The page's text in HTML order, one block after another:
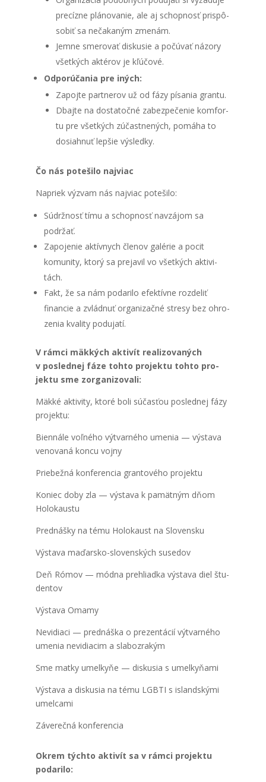
pre­cíz­ne plá­no­va­nie, ale aj schop­nosť pris­pô­
so­biť sa neča­ka­ným zme­nám.
Jem­ne sme­ro­vať dis­ku­sie a počú­vať názo­ry
všet­kých akté­rov je kľú­čo­vé.
Odpo­rú­ča­nia pre iných:
Zapoj­te par­tne­rov už od fázy písa­nia gran­tu.
Dbaj­te na dosta­toč­né zabez­pe­če­nie kom­for­
tu pre všet­kých zúčast­ne­ných, pomá­ha to
dosiah­nuť lep­šie výsled­ky.
Čo nás pote­ši­lo naj­viac
Napriek výzvam nás naj­viac pote­ši­lo:
Súdr­ž­nosť tímu a schop­nosť navzá­jom sa
podržať.
Zapo­je­nie aktív­nych čle­nov galé­rie a pocit
komu­ni­ty, kto­rý sa pre­ja­vil vo všet­kých akti­vi­
tách.
Fakt, že sa nám poda­ri­lo efek­tív­ne roz­de­liť
finan­cie a zvlád­nuť orga­ni­zač­né stre­sy bez ohro­
ze­nia kva­li­ty podu­ja­tí.
V rám­ci mäk­kých akti­vít rea­li­zo­va­ných
v posled­nej fáze toh­to pro­jek­tu toh­to pro­
jek­tu sme zor­ga­ni­zo­va­li:
Mäk­ké akti­vi­ty, kto­ré boli súčas­ťou posled­nej fázy
pro­jek­tu:
Bien­ná­le voľ­né­ho výtvar­né­ho ume­nia — výsta­va
veno­va­ná kon­cu voj­ny
Prie­bež­ná kon­fe­ren­cia gran­to­vé­ho pro­jek­tu
Koniec doby zla — výsta­va k pamät­ným dňom
Holo­kaus­tu
Pred­náš­ky na tému Holo­kaust na Slo­ven­sku
Výsta­va maďar­sko-slo­ven­ských suse­dov
Deň Rómov — mód­na pre­hliad­ka výsta­va diel štu­
den­tov
Výsta­va Oma­my
Nevi­dia­ci — pred­náš­ka o pre­zen­tá­cií výtvar­né­ho
ume­nia nevi­dia­cim a sla­bo­zra­kým
Sme mat­ky umel­ky­ňe — dis­ku­sia s umel­ky­ňa­mi
Výsta­va a dis­ku­sia na tému LGBTI s island­ský­mi
umel­ca­mi
Záve­reč­ná kon­fe­ren­cia
Okrem tých­to akti­vít sa v rám­ci pro­jek­tu
poda­ri­lo: